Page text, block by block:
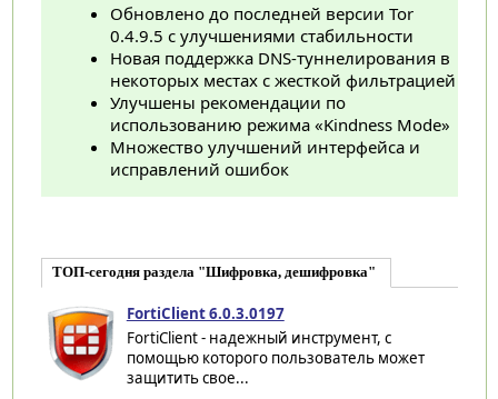
Обновлено до последней версии Tor
0.4.9.5 с улучшениями стабильности
Новая поддержка DNS-туннелирования в
некоторых местах с жесткой фильтрацией
Улучшены рекомендации по
использованию режима «Kindness Mode»
Множество улучшений интерфейса и
исправлений ошибок
ТОП-сегодня раздела "Шифровка, дешифровка"
FortiClient 6.0.3.0197
FortiClient - надежный инструмент, с
помощью которого пользователь может
защитить свое...